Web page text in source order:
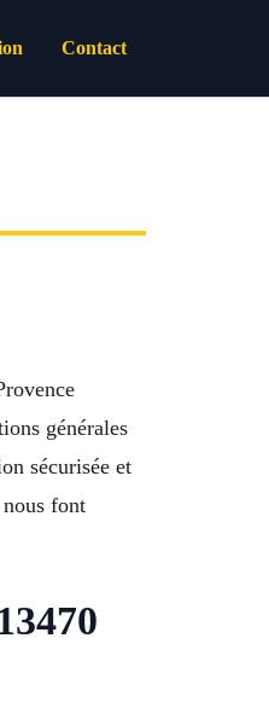
Contact
générales
sécurisée et
font